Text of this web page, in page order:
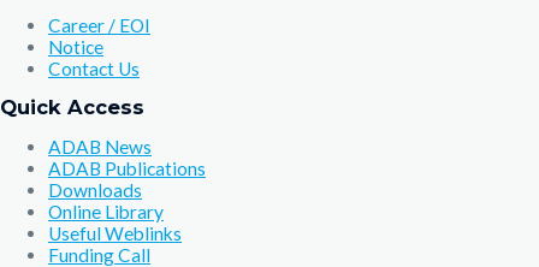
Career / EOI
Notice
Contact Us
Quick Access
ADAB News
ADAB Publications
Downloads
Online Library
Useful Weblinks
Funding Call